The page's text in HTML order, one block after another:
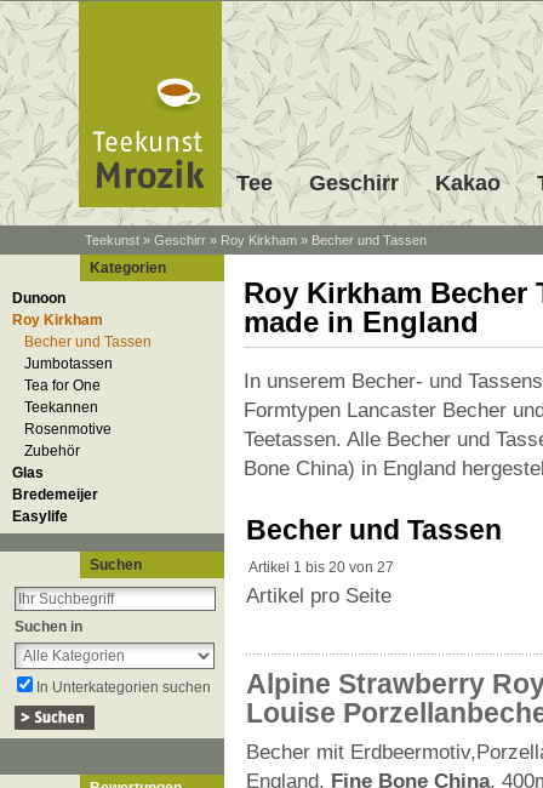
Tee Geschirr Kakao
Teekunst » Geschirr » Roy Kirkham » Becher und Tassen
Kategorien
Dunoon
Roy Kirkham
Becher und Tassen
Jumbotassen
Tea for One
Teekannen
Rosenmotive
Zubehör
Glas
Bredemeijer
Easylife
Suchen
Suchen in
In Unterkategorien suchen
Roy Kirkham Becher
made in England
In unserem Becher- und
Formtypen Lancaster Becher
Teetassen. Alle Becher und
Bone China) in England
Becher und Tassen
Artikel 1 bis 20 von 27
Artikel pro Seite
Alpine Strawberry
Louise
Becher mit
England, Fine Bone China,